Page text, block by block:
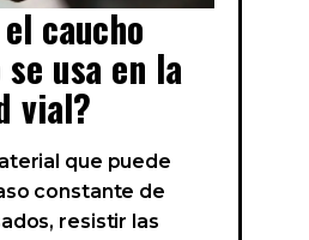
caucho
usa en la
vial?
que puede
constante de
resistir las